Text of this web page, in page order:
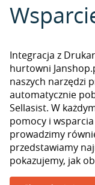
Integracja z
hurtowni
naszych narzędzi
automatycznie
Sellasist. W
pomocy i
prowadzimy
przedstawiamy
pokazujemy, jak